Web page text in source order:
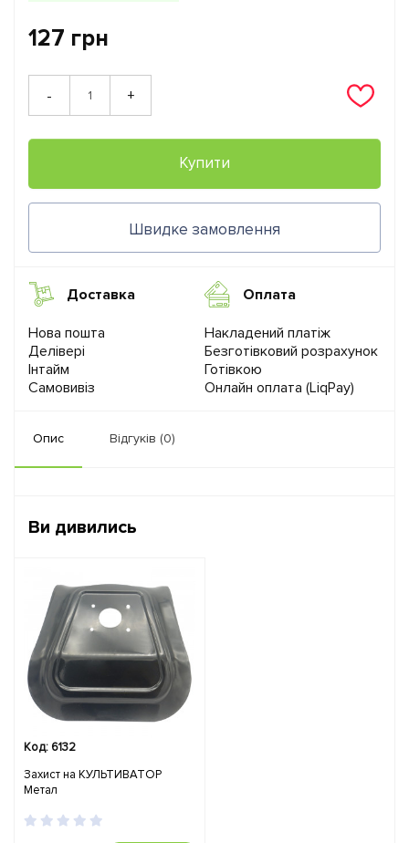
127 грн
- +
Купити
Швидке замовлення
Доставка
Нова пошта
Делівері
Інтайм
Самовивіз
Оплата
Накладений платіж
Безготівковий розрахунок
Готівкою
Онлайн оплата (LiqPay)
Опис Відгуків (0)
Ви дивились
Код: 6132
Захист на КУЛЬТИВАТОР
Метал